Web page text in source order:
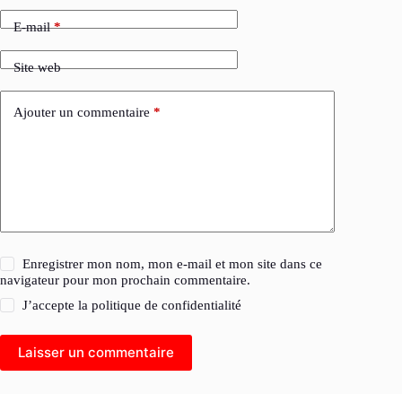
E-mail*
Site web
Ajouter un commentaire *
Enregistrer mon nom, mon e-mail et mon site dans ce
navigateur pour mon prochain commentaire.
J’accepte lapolitique de confidentialité
Laisser un commentaire